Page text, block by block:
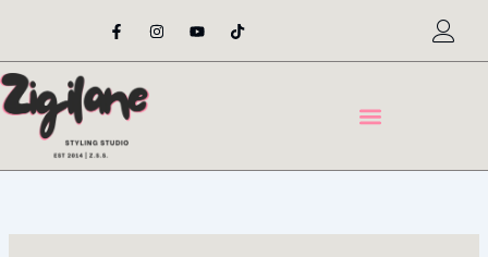
content
F
a
e
o
o
-
I
n
t
Y
o
t
T
i
t